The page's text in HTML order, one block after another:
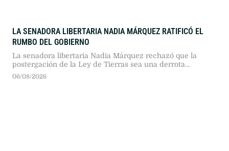
LA SENADORA LIBERTARIA NADIA MÁRQUEZ RATIFICÓ EL
RUMBO DEL GOBIERNO
La senadora libertaria Nadia Márquez rechazó que la
postergación de la Ley de Tierras sea una derrota
oficialista, definió el freno legislativo como parte del
06/08/2026